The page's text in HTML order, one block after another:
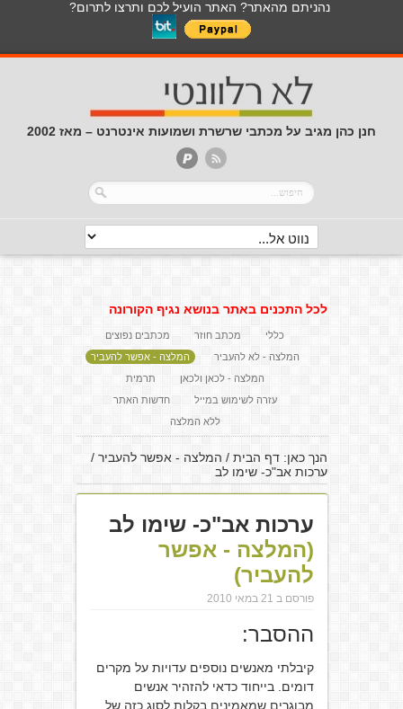
נהניתם מהאתר? האתר הועיל לכם ותרצו לתרום?
חנן כהן מגיב על מכתבי שרשרת ושמועות אינטרנט – מאז 2002
לכל התכנים באתר בנושא נגיף הקורונה
כללי מכתב חוזר
מכתבים נפוצים
המלצה - לא להעביר
המלצה - אפשר להעביר
המלצה - לכאן ולכאן
תרמית
עזרה לשימוש במייל
חדשות האתר
ללא המלצה
הנך כאן:דף הבית / המלצה - אפשר להעביר /
ערכות אב"כ- שימו לב
ערכות אב"כ- שימו לב
(המלצה - אפשר
להעביר)
פורסם ב 21 במאי 2010
ההסבר:
קיבלתי מאנשים נוספים עדויות על מקרים
דומים. בייחוד כדאי להזהיר אנשים
מבוגרים שמאמינים בקלות לסוג כזה של